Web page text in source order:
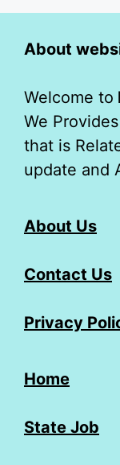
About
Welcome to
We
that is
update and
About Us
Contact Us
Privacy
Home
State Job